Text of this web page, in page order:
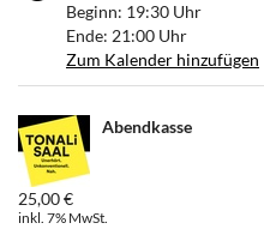
Beginn: 19:30 Uhr
Ende: 21:00 Uhr
Zum Kalender hinzufügen
Unkategorisierte
Produkte
Abendkasse
25,00 €
inkl. 7% MwSt.